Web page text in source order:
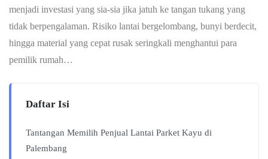
menjadi investasi yang sia-sia jika jatuh ke tangan tukang yang
tidak berpengalaman. Risiko lantai bergelombang, bunyi berdecit,
hingga material yang cepat rusak seringkali menghantui para
pemilik rumah…
Daftar Isi
Tantangan Memilih Penjual Lantai Parket Kayu di
Palembang